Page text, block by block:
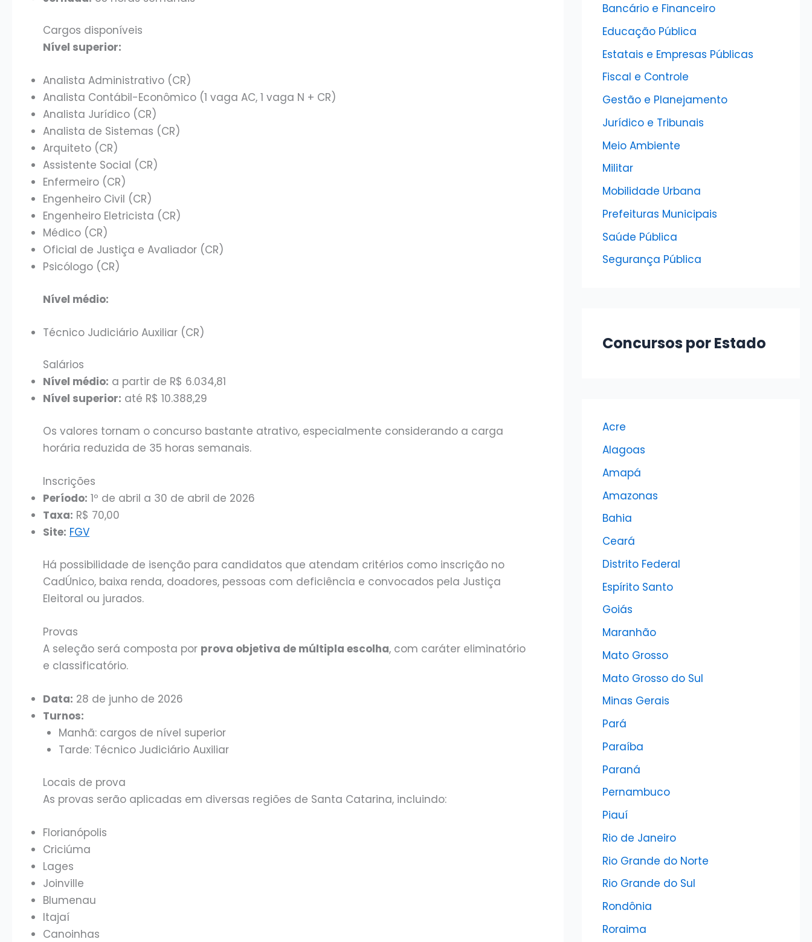
Cargos disponíveis
Nível superior:
Analista Administrativo (CR)
Analista Contábil-Econômico (1 vaga AC, 1 vaga N + CR)
Analista Jurídico (CR)
Analista de Sistemas (CR)
Arquiteto (CR)
Assistente Social (CR)
Enfermeiro (CR)
Engenheiro Civil (CR)
Engenheiro Eletricista (CR)
Médico (CR)
Oficial de Justiça e Avaliador (CR)
Psicólogo (CR)
Nível médio:
Técnico Judiciário Auxiliar (CR)
Salários
Nível médio: a partir de R$ 6.034,81
Nível superior: até R$ 10.388,29
Os valores tornam o concurso bastante atrativo, especialmente considerando a carga
horária reduzida de 35 horas semanais.
Inscrições
Período: 1º de abril a 30 de abril de 2026
Taxa: R$ 70,00
Site: FGV
Há possibilidade de isenção para candidatos que atendam critérios como inscrição no
CadÚnico, baixa renda, doadores, pessoas com deficiência e convocados pela Justiça
Eleitoral ou jurados.
Provas
A seleção será composta por prova objetiva de múltipla escolha, com caráter eliminatório
e classificatório.
Data: 28 de junho de 2026
Turnos:
Manhã: cargos de nível superior
Tarde: Técnico Judiciário Auxiliar
Locais de prova
As provas serão aplicadas em diversas regiões de Santa Catarina, incluindo:
Florianópolis
Criciúma
Lages
Joinville
Blumenau
Itajaí
Canoinhas
Bancário e Financeiro
Educação Pública
Estatais e Empresas Públicas
Fiscal e Controle
Gestão e Planejamento
Jurídico e Tribunais
Meio Ambiente
Militar
Mobilidade Urbana
Prefeituras Municipais
Saúde Pública
Segurança Pública
Concursos por Estado
Acre
Alagoas
Amapá
Amazonas
Bahia
Ceará
Distrito Federal
Espírito Santo
Goiás
Maranhão
Mato Grosso
Mato Grosso do Sul
Minas Gerais
Pará
Paraíba
Paraná
Pernambuco
Piauí
Rio de Janeiro
Rio Grande do Norte
Rio Grande do Sul
Rondônia
Roraima